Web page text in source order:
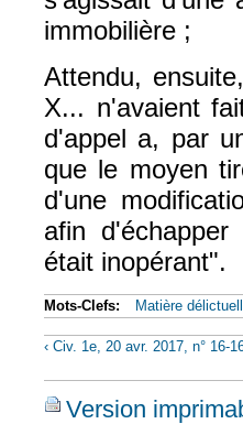
immobilière ;
Attendu,
X... n'avaient
d'appel a, par
que le moyen
d'une
afin
était inopérant".
Mots-Clefs: Matière
‹ Civ. 1e, 20 avr. 2017, n° 16-
Version